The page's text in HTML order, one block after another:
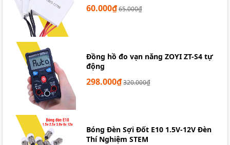
60.000₫65.000₫
Đồng hồ đo vạn năng ZOYI ZT-S4 tự
động
298.000₫320.000₫
Bóng Đèn Sợi Đốt E10 1.5V-12V Đèn
Thí Nghiệm STEM